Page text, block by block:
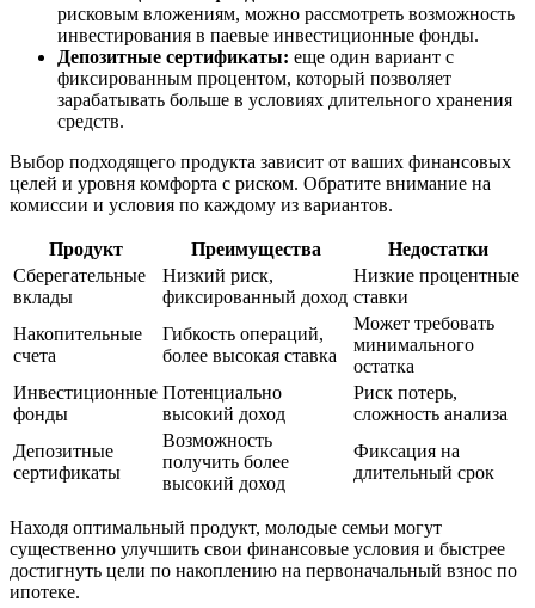
рисковым вложениям, можно рассмотреть возможность
инвестирования в паевые инвестиционные фонды.
Депозитные сертификаты: еще один вариант с
фиксированным процентом, который позволяет
зарабатывать больше в условиях длительного хранения
средств.
Выбор подходящего продукта зависит от ваших финансовых
целей и уровня комфорта с риском. Обратите внимание на
комиссии и условия по каждому из вариантов.
Продукт Преимущества
Недостатки
Сберегательные
вклады
Низкий риск,
фиксированный доход
Низкие процентные
ставки
Накопительные
счета
Гибкость операций,
более высокая ставка
Может требовать
минимального
остатка
Инвестиционные
фонды
Потенциально
высокий доход
Риск потерь,
сложность анализа
Депозитные
сертификаты
Возможность
получить более
высокий доход
Фиксация на
длительный срок
Находя оптимальный продукт, молодые семьи могут
существенно улучшить свои финансовые условия и быстрее
достигнуть цели по накоплению на первоначальный взнос по
ипотеке.